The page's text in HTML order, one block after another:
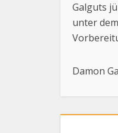
Galguts
unter
Damon